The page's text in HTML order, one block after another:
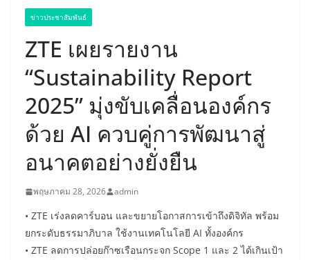
ข่าวประชาสัมพันธ์
ZTE เผยรายงาน
“Sustainability Report
2025” มุ่งขับเคลื่อนองค์กร
ด้วย AI ควบคู่การพัฒนาสู่
อนาคตอย่างยั่งยืน
พฤษภาคม 28, 2026 admin
• ZTE เร่งลดคาร์บอน และขยายโอกาสการเข้าถึงดิจิทัล พร้อม
ยกระดับธรรมาภิบาล ใช้งานเทคโนโลยี AI ทั้งองค์กร
• ZTE ลดการปล่อยก๊าซเรือนกระจก Scope 1 และ 2 ได้เกินเป้า